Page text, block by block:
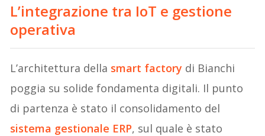
L’integrazione tra IoT e gestione
operativa
L’architettura della smart factory di Bianchi
poggia su solide fondamenta digitali. Il punto
di partenza è stato il consolidamento del
sistema gestionale ERP, sul quale è stato